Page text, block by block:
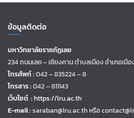
ข้อมูลติดต่อ
มหาวิทยาลัยราชภัฏเลย
234 ถนนเลย – เชียงคาน ตำบลเมือง อำเภอเมื
โทรศัพท์ :042 – 835224 – 8
โทรสาร :042 – 811143
เว็บไซต์ :https://lru.ac.th
E-mail :saraban@lru.ac.thหรือ